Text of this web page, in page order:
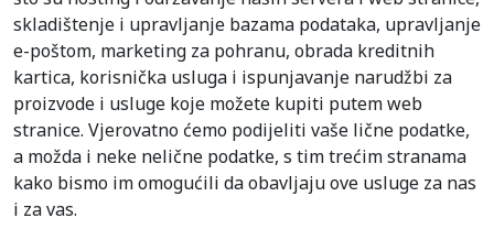
skladištenje i upravljanje bazama podataka, upravljanje
e-poštom, marketing za pohranu, obrada kreditnih
kartica, korisnička usluga i ispunjavanje narudžbi za
proizvode i usluge koje možete kupiti putem web
stranice. Vjerovatno ćemo podijeliti vaše lične podatke,
a možda i neke nelične podatke, s tim trećim stranama
kako bismo im omogućili da obavljaju ove usluge za nas
i za vas.